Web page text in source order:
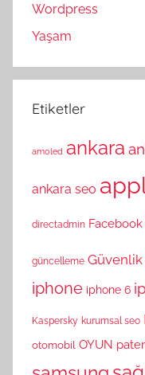
Wordpress
Yaşam
Etiketler
amoled ankara
ankara seo
directadmin Facebook
güncelleme Güvenlik
iphone iphone 6
Kaspersky kurumsal seo
otomobil OYUN